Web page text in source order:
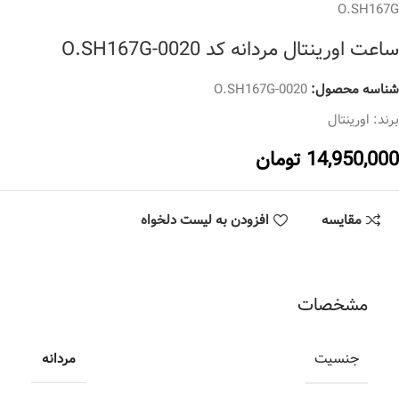
O.SH167G
ساعت اورینتال مردانه کد O.SH167G-0020
شناسه محصول:O.SH167G-0020
برند: اورینتال
14,950,000 تومان
مقایسه افزودن به لیست دلخواه
مشخصات
جنسیت مردانه